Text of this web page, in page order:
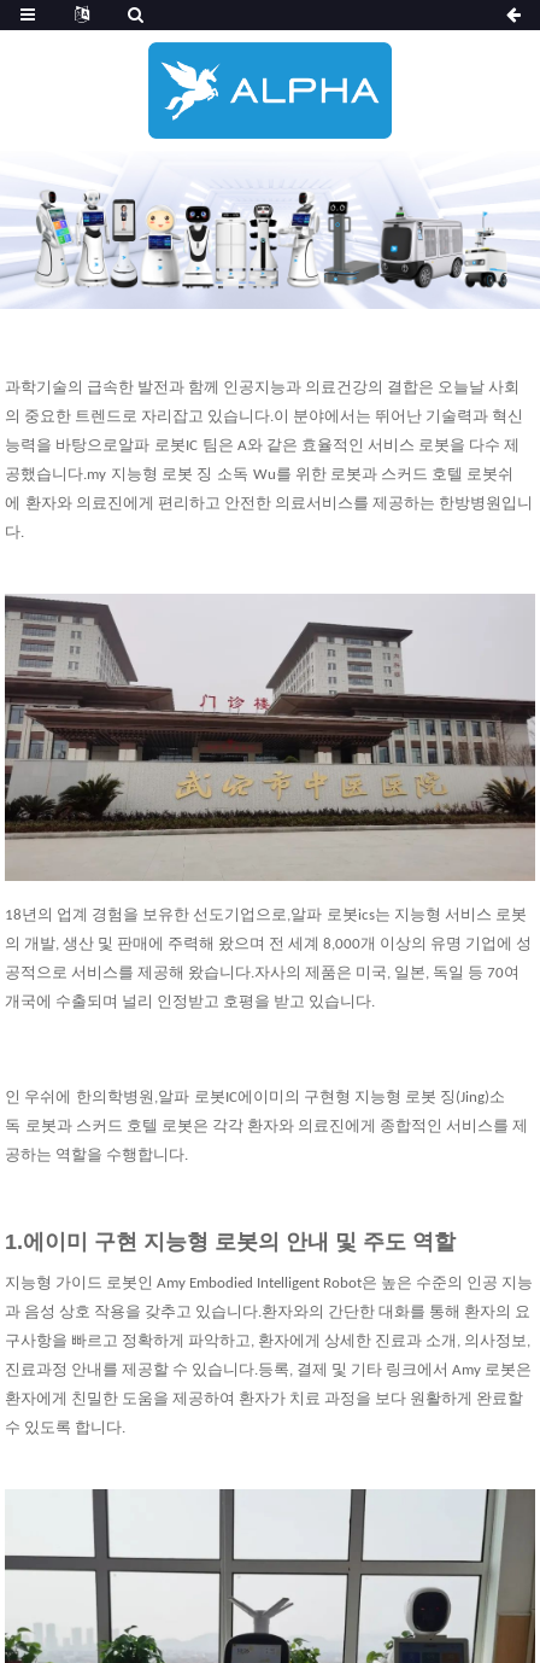
과학기술의 급속한 발전과 함께 인공지능과 의료건강의 결합은 오늘날 사회
의 중요한 트렌드로 자리잡고 있습니다.이 분야에서는 뛰어난 기술력과 혁신
능력을 바탕으로알파 로봇IC 팀은 A와 같은 효율적인 서비스 로봇을 다수 제
공했습니다.my 지능형 로봇 징 소독 Wu를 위한 로봇과 스커드 호텔 로봇쉬
에
환자와 의료진에게 편리하고 안전한 의료서비스를 제공하는 한방병원입니
다.
18년의 업계 경험을 보유한 선도기업으로,알파 로봇ics는 지능형 서비스 로봇
의 개발, 생산 및 판매에 주력해 왔으며 전 세계 8,000개 이상의 유명 기업에 성
공적으로 서비스를 제공해 왔습니다.자사의 제품은 미국, 일본, 독일 등 70여
개국에 수출되며 널리 인정받고 호평을 받고 있습니다.
인 우쉬에 한의학병원,알파 로봇 IC에이미의 구현형 지능형 로봇 징(Jing)소
독 로봇과 스커드 호텔 로봇은 각각 환자와 의료진에게 종합적인 서비스를 제
공하는 역할을 수행합니다.
1.에이미 구현 지능형 로봇의 안내 및 주도 역할
지능형 가이드 로봇인 Amy Embodied Intelligent Robot은 높은 수준의 인공 지능
과 음성 상호 작용을 갖추고 있습니다.환자와의 간단한 대화를 통해 환자의 요
구사항을 빠르고 정확하게 파악하고, 환자에게 상세한 진료과 소개, 의사정보,
진료과정 안내를 제공할 수 있습니다.등록, 결제 및 기타 링크에서 Amy 로봇은
환자에게 친밀한 도움을 제공하여 환자가 치료 과정을 보다 원활하게 완료할
수 있도록 합니다.